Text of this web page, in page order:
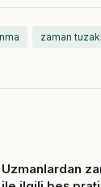
zaman
Uzmanlardan